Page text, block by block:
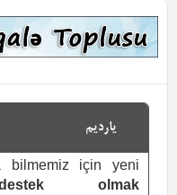
یاردیم
bilmemiz için yeni
olmak